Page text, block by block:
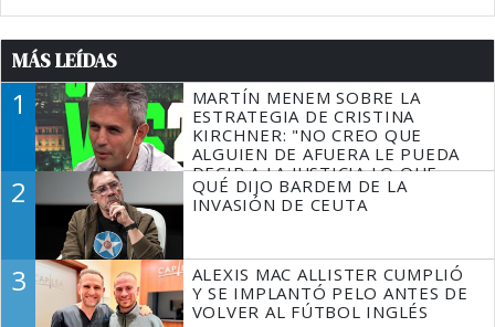
MÁS LEÍDAS
1
MARTÍN MENEM SOBRE LA
ESTRATEGIA DE CRISTINA
KIRCHNER: "NO CREO QUE
ALGUIEN DE AFUERA LE PUEDA
DECIR A LA JUSTICIA LO QUE
TIENE QUE HACER"
2
QUÉ DIJO BARDEM DE LA
INVASIÓN DE CEUTA
3
ALEXIS MAC ALLISTER CUMPLIÓ
Y SE IMPLANTÓ PELO ANTES DE
VOLVER AL FÚTBOL INGLÉS